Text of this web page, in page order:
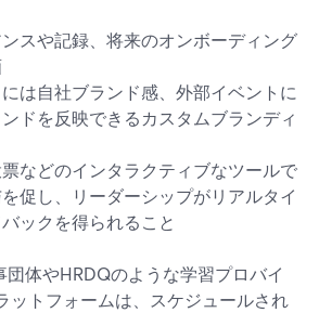
スや記録、将来のオンボーディング
は自社ブランド感、外部イベントに
ドを反映できるカスタムブランディ
などのインタラクティブなツールで
促し、リーダーシップがリアルタイ
ックを得られること
団体やHRDQのような学習プロバイ
ットフォームは、スケジュールされ